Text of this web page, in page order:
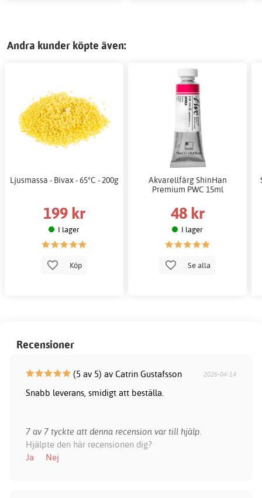
Andra kunder köpte även:
Ljusmassa - Bivax - 65°C - 200g
199 kr
I lager
Köp
Akvarellfärg ShinHan
Premium PWC 15ml
48 kr
I lager
Se alla
Recensioner
(5 av 5) av Catrin Gustafsson 2026-04-14
Snabb leverans, smidigt att beställa.
7 av 7 tyckte att denna recension var till hjälp.
Hjälpte den här recensionen dig?
Ja
Nej